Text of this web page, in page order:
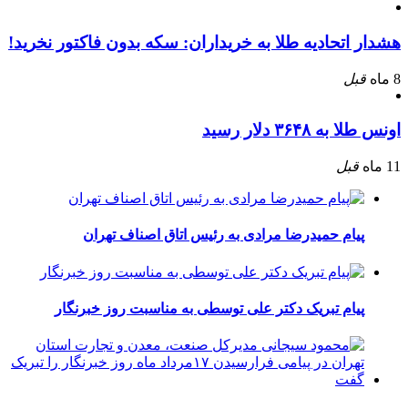
هشدار اتحادیه طلا به خریداران: سکه بدون فاکتور نخرید!
8 ماه قبل
اونس طلا به ۳۶۴۸ دلار رسید
11 ماه قبل
پیام حمیدرضا مرادی به رئیس اتاق اصناف تهران
پیام تبریک دکتر علی توسطی به مناسبت روز خبرنگار